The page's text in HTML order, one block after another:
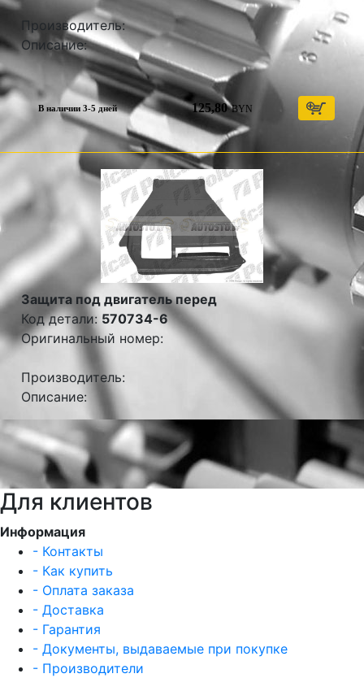
Производитель:
Описание:
В наличии 3-5 дней 125,80 BYN
Защита под двигатель перед
Код детали: 570734-6
Оригинальный номер:
Производитель:
Описание:
Для клиентов
Информация
- Контакты
- Как купить
- Оплата заказа
- Доставка
- Гарантия
- Документы, выдаваемые при покупке
- Производители